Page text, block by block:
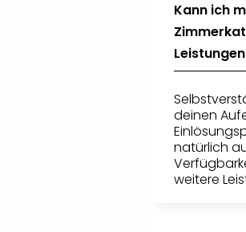
Kann ich
deinen
natürlich
weitere